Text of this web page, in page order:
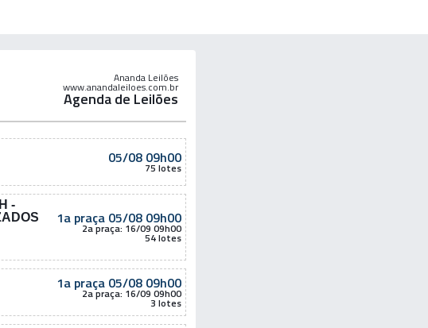
Ananda Leilões
www.anandaleiloes.com.br
Agenda de Leilões
05/08 09h00
75 lotes
-
1a praça 05/08 09h00
2a praça: 16/09 09h00
54 lotes
1a praça 05/08 09h00
2a praça: 16/09 09h00
3 lotes